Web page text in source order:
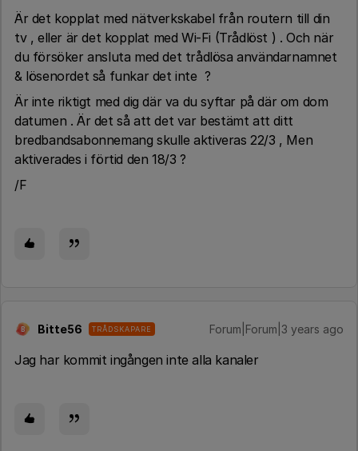
Är det kopplat med nätverkskabel från routern till din
tv , eller är det kopplat med Wi-Fi (Trådlöst ) . Och när
du försöker ansluta med det trådlösa användarnamnet
& lösenordet så funkar det inte ?
Är inte riktigt med dig där va du syftar på där om dom
datumen . Är det så att det var bestämt att ditt
bredbandsabonnemang skulle aktiveras 22/3 , Men
aktiverades i förtid den 18/3 ?
/F
B Bitte56 TRÅDSKAPARE Forum|Forum|3 years ago
Jag har kommit ingången inte alla kanaler